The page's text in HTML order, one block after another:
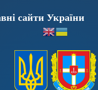
сайти України